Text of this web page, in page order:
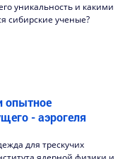
уникальность и какими
сибирские ученые?
опытное
- аэрогеля
для трескучих